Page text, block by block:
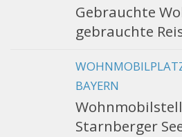
Gebrauchte
gebrauchte
BAYERN
Starnberger